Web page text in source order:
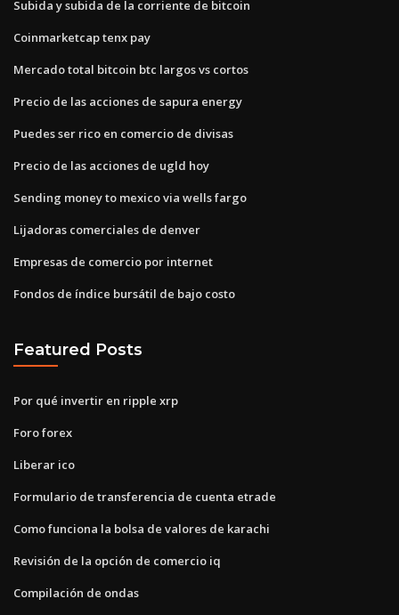
Subida y subida de la corriente de bitcoin
Coinmarketcap tenx pay
Mercado total bitcoin btc largos vs cortos
Precio de las acciones de sapura energy
Puedes ser rico en comercio de divisas
Precio de las acciones de ugld hoy
Sending money to mexico via wells fargo
Lijadoras comerciales de denver
Empresas de comercio por internet
Fondos de índice bursátil de bajo costo
Featured Posts
Por qué invertir en ripple xrp
Foro forex
Liberar ico
Formulario de transferencia de cuenta etrade
Como funciona la bolsa de valores de karachi
Revisión de la opción de comercio iq
Compilación de ondas